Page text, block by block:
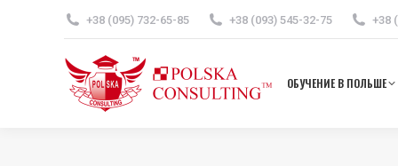
+38 (095) 732-65-85 +38 (093) 545-32-75 +38
ОБУЧЕНИЕ В ПОЛЬШЕ